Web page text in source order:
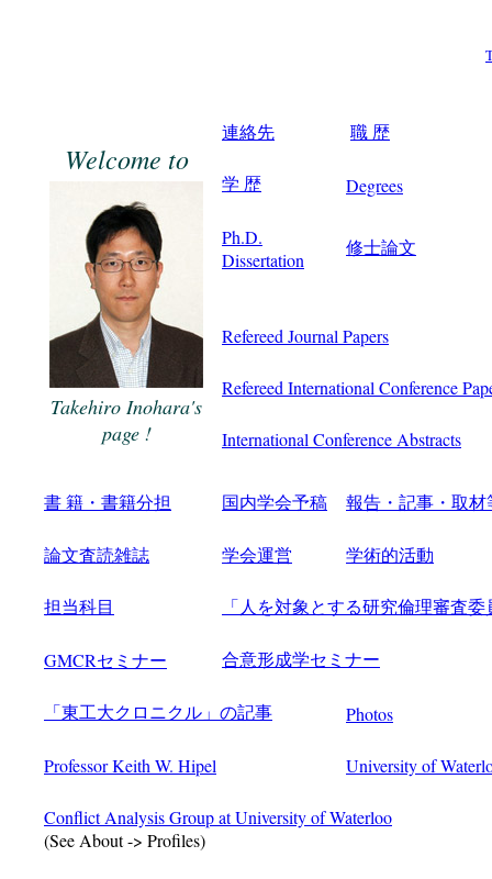
Welcome to
Takehiro Inohara's
page !
連絡先 職 歴
学 歴 Degrees
Ph.D.
Dissertation
修士論文
Refereed Journal Papers
Refereed International Conference
International Conference Abstracts
書 籍・書籍分担 国内学会予稿 報告・記事・取材
論文査読雑誌 学会運営 学術的活動
担当科目 「人を対象とする研究倫理審査
GMCRセミナー 合意形成学セミナー
「東工大クロニクル」の記事 Photos
Professor Keith W. Hipel University of
Conflict Analysis Group at University of Waterloo
(See About -> Profiles)